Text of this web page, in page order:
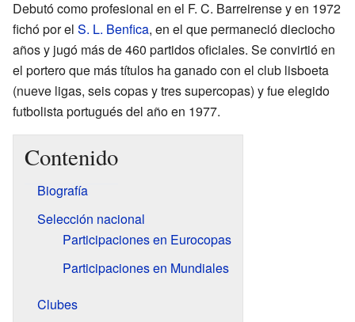
Debutó como profesional en el F. C. Barreirense y en 1972
fichó por el S. L. Benfica, en el que permaneció dieciocho
años y jugó más de 460 partidos oficiales. Se convirtió en
el portero que más títulos ha ganado con el club lisboeta
(nueve ligas, seis copas y tres supercopas) y fue elegido
futbolista portugués del año en 1977.
Contenido
Biografía
Selección nacional
Participaciones en Eurocopas
Participaciones en Mundiales
Clubes